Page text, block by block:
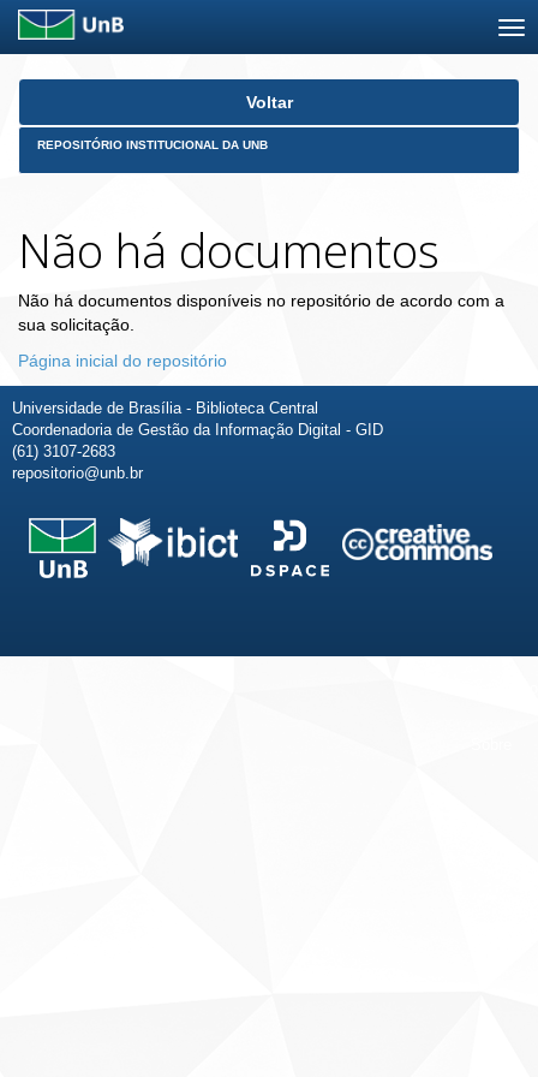
Skip
Voltar
REPOSITÓRIO INSTITUCIONAL DA UNB
Não há documentos
Não há documentos disponíveis no repositório de acordo com a
sua solicitação.
Página inicial do repositório
Universidade de Brasília - Biblioteca Central
Coordenadoria de Gestão da Informação Digital - GID
(61) 3107-2683
repositorio@unb.br